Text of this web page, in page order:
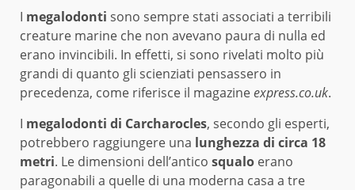
I megalodonti sono sempre stati associati a terribili
creature marine che non avevano paura di nulla ed
erano invincibili. In effetti, si sono rivelati molto più
grandi di quanto gli scienziati pensassero in
precedenza, come riferisce il magazineexpress.co.uk.
I megalodonti di Carcharocles, secondo gli esperti,
potrebbero raggiungere una lunghezza di circa 18
metri. Le dimensioni dell’antico squalo erano
paragonabili a quelle di una moderna casa a tre